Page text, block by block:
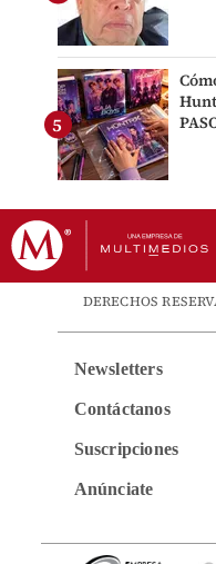
DERECHOS
Newsletters
Contáctanos
Suscripciones
Anúnciate